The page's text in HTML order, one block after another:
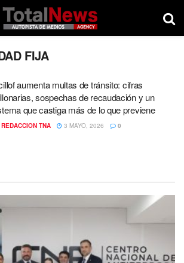
FIJA
aumenta multas de tránsito: cifras
sospechas de recaudación y un
que castiga más de lo que previene
REDACCION TNA 3 MAYO, 2026 0